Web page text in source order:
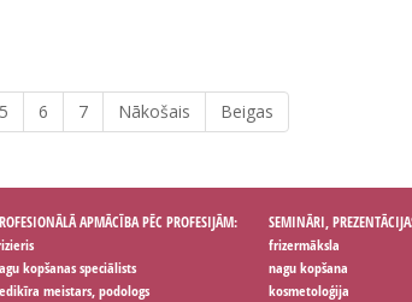
5 6 7 Nākošais Beigas
APMĀCĪBA PĒC PROFESIJĀM:
kopšanas speciālists
meistars, podologs
SEMINĀRI,
frizermāksla
nagu kopšana
kosmetoloģija